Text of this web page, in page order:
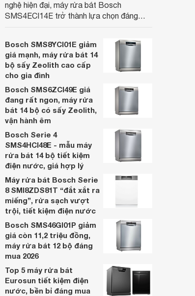
cách điện
đ
Đồng hồ vạn năng Fluke 789
Giá từ 27.421.680 đ
Có 10 nơi bán
nghệ hiện đại, máy rửa bát Bosch
SMS4ECI14E trở thành lựa chọn đáng
chỉnh giảm sâu.
Bosch SMS8YCI01E giảm
giá mạnh, máy rửa bát 14
bộ sấy Zeolith cao cấp
cho gia đình
Bosch SMS6ZCI49E giá
đang rất ngon, máy rửa
bát 14 bộ có sấy Zeolith,
vận hành êm
Bosch Serie 4
SMS4HCI48E - mẫu máy
rửa bát 14 bộ tiết kiệm
điện nước, giá hợp lý
Máy rửa bát Bosch Serie
8 SMI8ZDS81T “đắt xắt ra
miếng”, rửa sạch vượt
trội, tiết kiệm điện nước
Bosch SMS46GI01P giảm
giá còn 11,2 triệu đồng,
máy rửa bát 12 bộ đáng
mua 2026
Top 5 máy rửa bát
Eurosun tiết kiệm điện
nước, bền bỉ đáng mua